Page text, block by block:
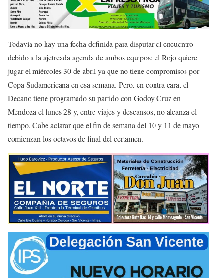
Todavía no hay una fecha definida para disputar el encuentro
debido a la ajetreada agenda de ambos equipos: el Rojo quiere
jugar el miércoles 30 de abril ya que no tiene compromisos por
Copa Sudamericana en esa semana. Pero, en contra cara, el
Decano tiene programado su partido con Godoy Cruz en
Mendoza el lunes 28 y, entre viajes y descansos, no alcanza el
tiempo. Cabe aclarar que el fin de semana del 10 y 11 de mayo
comienzan los octavos de final del certamen.